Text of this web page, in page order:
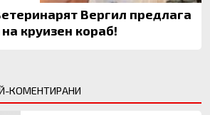
Вергил предлага
круизен кораб!
КОМЕНТИРАНИ